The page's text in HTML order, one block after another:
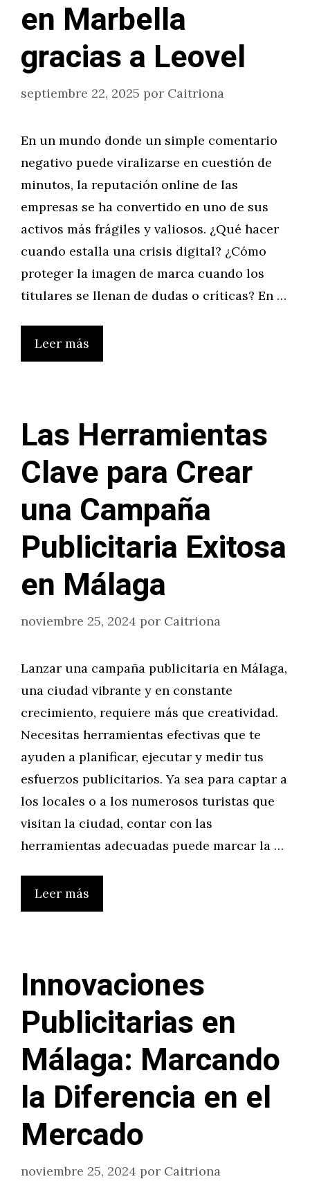
en Marbella
gracias a Leovel
septiembre 22, 2025 por Caitriona
En un mundo donde un simple comentario
negativo puede viralizarse en cuestión de
minutos, la reputación online de las
empresas se ha convertido en uno de sus
activos más frágiles y valiosos. ¿Qué hacer
cuando estalla una crisis digital? ¿Cómo
proteger la imagen de marca cuando los
titulares se llenan de dudas o críticas? En …
Leer más
Las Herramientas
Clave para Crear
una Campaña
Publicitaria Exitosa
en Málaga
noviembre 25, 2024 por Caitriona
Lanzar una campaña publicitaria en Málaga,
una ciudad vibrante y en constante
crecimiento, requiere más que creatividad.
Necesitas herramientas efectivas que te
ayuden a planificar, ejecutar y medir tus
esfuerzos publicitarios. Ya sea para captar a
los locales o a los numerosos turistas que
visitan la ciudad, contar con las
herramientas adecuadas puede marcar la …
Leer más
Innovaciones
Publicitarias en
Málaga: Marcando
la Diferencia en el
Mercado
noviembre 25, 2024 por Caitriona